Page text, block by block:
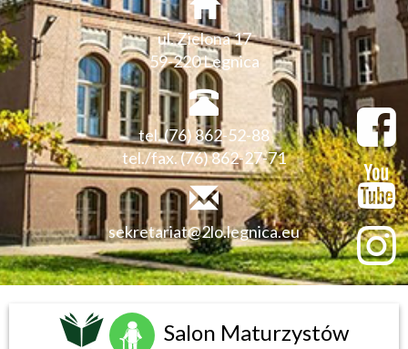
ul. Zielona 17
59-220 Legnica
tel. (76) 862-52-88
tel./fax. (76) 862-27-71
sekretariat@2lo.legnica.eu
Salon Maturzystów